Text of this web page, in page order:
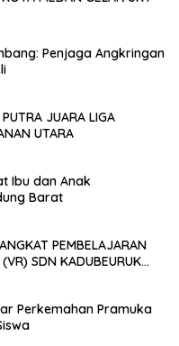
Penjaga Angkringan
JUARA LIGA
UTARA
Ibu dan Anak
Barat
PEMBELAJARAN
SDN KADUBEURUK
Perkemahan Pramuka